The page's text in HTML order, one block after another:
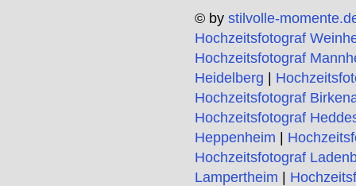
© by stilvolle-
Hochzeitsfotograf
Hochzeitsfotograf
Heidelberg
Hochzeitsfotograf
Hochzeitsfotograf
Heppenheim
Hochzeitsfotograf
Lampertheim